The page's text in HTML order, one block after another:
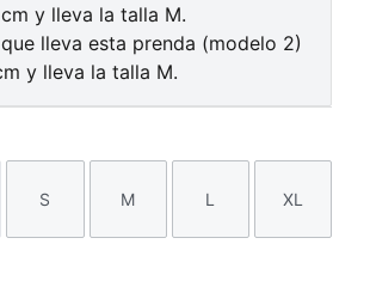
y lleva la talla M.
lleva esta prenda (modelo 2)
y lleva la talla M.
Talla
S
Talla
M
Talla
L
Talla
XL